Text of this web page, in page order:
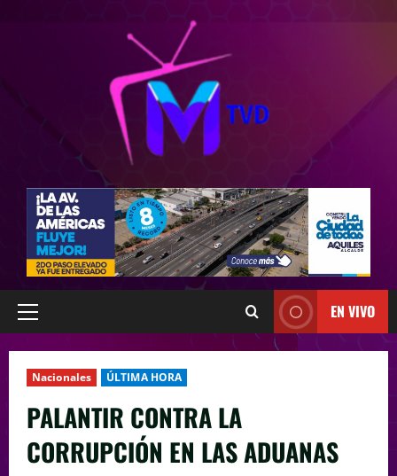
EN VIVO
Nacionales ÚLTIMA HORA
PALANTIR CONTRA LA
CORRUPCIÓN EN LAS ADUANAS